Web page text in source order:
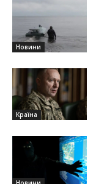
Новини
Країна